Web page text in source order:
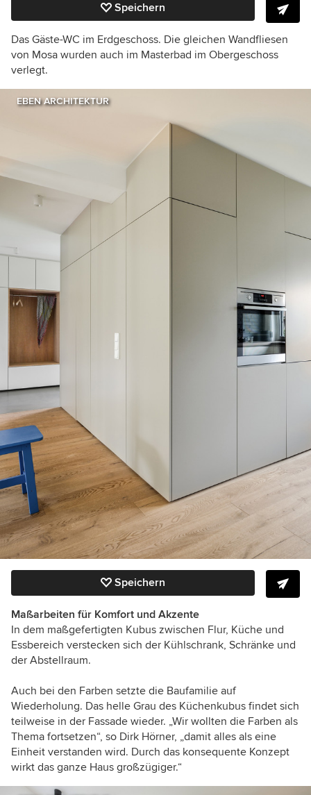
Speichern
Das Gäste-WC im Erdgeschoss. Die gleichen Wandfliesen
von Mosa wurden auch im Masterbad im Obergeschoss
verlegt.
EBEN ARCHITEKTUR
Speichern
Maßarbeiten für Komfort und Akzente
In dem maßgefertigten Kubus zwischen Flur, Küche und
Essbereich verstecken sich der Kühlschrank, Schränke und
der Abstellraum.
Auch bei den Farben setzte die Baufamilie auf
Wiederholung. Das helle Grau des Küchenkubus findet sich
teilweise in der Fassade wieder. „Wir wollten die Farben als
Thema fortsetzen“, so Dirk Hörner, „damit alles als eine
Einheit verstanden wird. Durch das konsequente Konzept
wirkt das ganze Haus großzügiger.“